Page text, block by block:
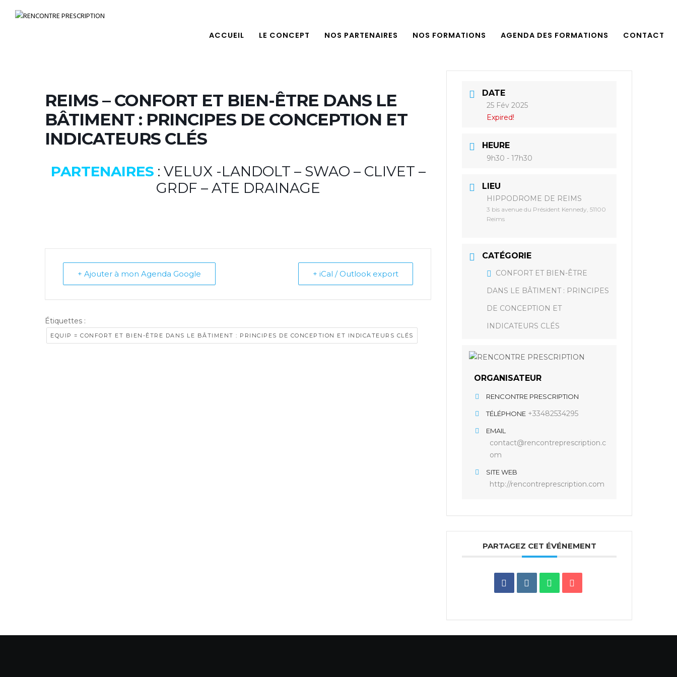
ACCUEIL LE CONCEPT NOS PARTENAIRES NOS FORMATIONS AGENDA DES FORMATIONS CONTACT
REIMS – CONFORT ET BIEN-ÊTRE DANS LE
BÂTIMENT : PRINCIPES DE CONCEPTION ET
INDICATEURS CLÉS
PARTENAIRES : VELUX -LANDOLT – SWAO – CLIVET –
GRDF – ATE DRAINAGE
+ Ajouter à mon Agenda Google + iCal / Outlook export
Étiquettes :
EQUIP = CONFORT ET BIEN-ÊTRE DANS LE BÂTIMENT : PRINCIPES DE CONCEPTION ET INDICATEURS CLÉS
DATE
25 Fév 2025
Expired!
HEURE
9h30 - 17h30
LIEU
HIPPODROME DE REIMS
3 bis avenue du Président Kennedy, 51100
Reims
CATÉGORIE
CONFORT ET BIEN-ÊTRE
DANS LE BÂTIMENT : PRINCIPES
DE CONCEPTION ET
INDICATEURS CLÉS
ORGANISATEUR
RENCONTRE PRESCRIPTION
TÉLÉPHONE +33482534295
EMAIL
contact@rencontreprescription.c
om
SITE WEB
http://rencontreprescription.com
PARTAGEZ CET ÉVÉNEMENT